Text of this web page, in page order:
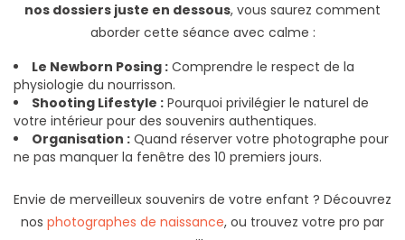
nos dossiers juste en dessous, vous saurez comment
aborder cette séance avec calme :
Le Newborn Posing : Comprendre le respect de la
physiologie du nourrisson.
Shooting Lifestyle : Pourquoi privilégier le naturel de
votre intérieur pour des souvenirs authentiques.
Organisation : Quand réserver votre photographe pour
ne pas manquer la fenêtre des 10 premiers jours.
Envie de merveilleux souvenirs de votre enfant ? Découvrez
nos photographes de naissance, ou trouvez votre pro par